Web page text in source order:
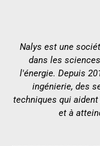
Nalys est une
dans les
l'énergie. Depuis
ingénierie, des
techniques qui
et à